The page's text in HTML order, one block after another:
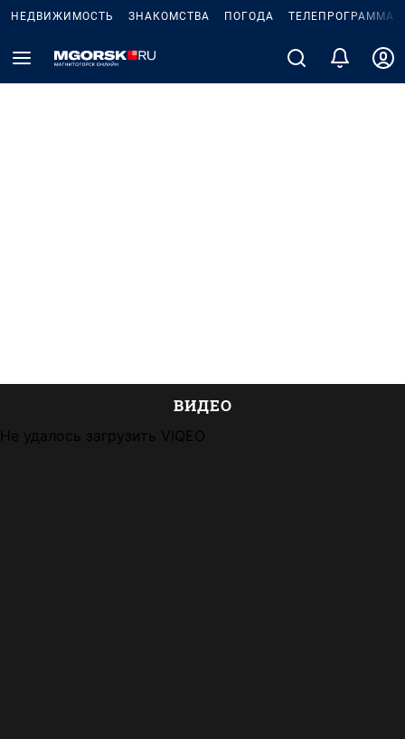
НЕДВИЖИМОСТЬ ЗНАКОМСТВА ПОГОДА ТЕЛЕПРОГРАММА
ВИДЕО
Не удалось загрузить VIQEO